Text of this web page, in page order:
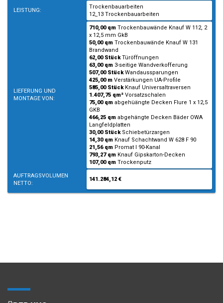
LEISTUNG:
Trockenbauarbeiten
12_13 Trockenbauarbeiten
LIEFERUNG UND
MONTAGE VON:
710,00 qm Trockenbauwände Knauf W 112, 2
x 12,5 mm GkB
50,00 qm Trockenbauwände Knauf W 131
Brandwand
62,00 StückTüröffnungen
63,00 qm 3-seitige Wandverkofferung
507,00 StückWandaussparungen
425,00 m Verstärkungen UA-Profile
585,00 StückKnauf Universaltraversen
1.407,75 qm² Vorsatzschalen
75,00 qm abgehüängte Decken Flure 1 x 12,5
GKB
466,25 qm abgehängte Decken Bäder OWA
Langfeldplatten
30,00 StückSchiebetürzargen
14,30 qm Knauf Schachtwand W 628 F 90
21,56 qm Promat I 90-Kanal
793,27 qm Knauf Gipskarton-Decken
107,00 qm Trockenputz
AUFTRAGSVOLUMEN
NETTO:
141.284,12 €